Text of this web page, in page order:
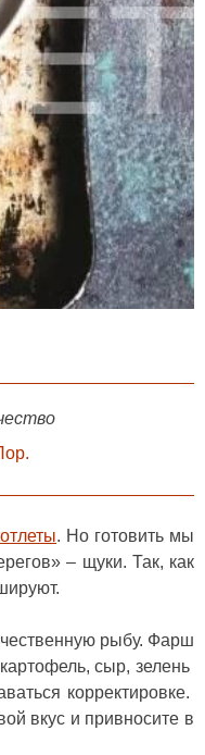
. Но готовить мы
– щуки. Так, как
рыбу. Фарш
сыр, зелень
корректировке.
вкус и привносите в